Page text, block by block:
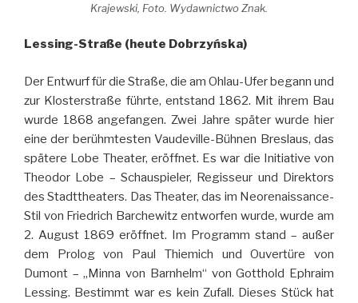
Krajewski, Foto. Wydawnictwo Znak.
Lessing-Straße (heute Dobrzyńska)
Der Entwurf für die Straße, die am Ohlau-Ufer begann und
zur Klosterstraße führte, entstand 1862. Mit ihrem Bau
wurde 1868 angefangen. Zwei Jahre später wurde hier
eine der berühmtesten Vaudeville-Bühnen Breslaus, das
spätere Lobe Theater, eröffnet. Es war die Initiative von
Theodor Lobe – Schauspieler, Regisseur und Direktors
des Stadttheaters. Das Theater, das im Neorenaissance-
Stil von Friedrich Barchewitz entworfen wurde, wurde am
2. August 1869 eröffnet. Im Programm stand – außer
dem Prolog von Paul Thiemich und Ouvertüre von
Dumont – „Minna von Barnhelm“ von Gotthold Ephraim
Lessing. Bestimmt war es kein Zufall. Dieses Stück hat